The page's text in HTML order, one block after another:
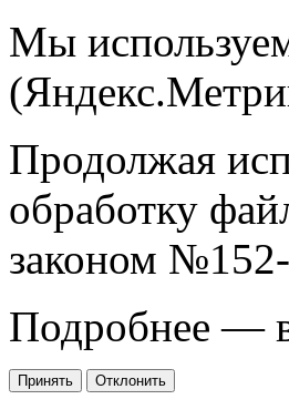
Мы
Продолжая
обработку
законом
Подробнее —
Принять Отклонить